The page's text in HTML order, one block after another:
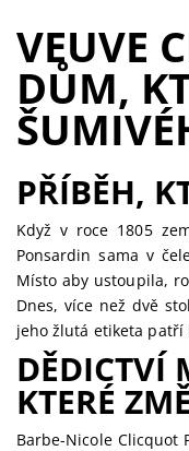
VEUVE
DŮM,
PŘÍBĚH,
Když v roce 1805
Ponsardin sama v
Místo aby ustoupila,
Dnes, více než dvě
jeho žlutá etiketa patří
DĚDICTVÍ
KTERÉ
Barbe-Nicole Clicquot